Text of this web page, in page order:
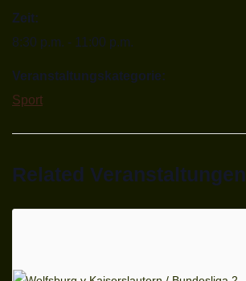
Zeit:
8:30 p.m. - 11:00 p.m.
Veranstaltungskategorie:
Sport
Related Veranstaltungen